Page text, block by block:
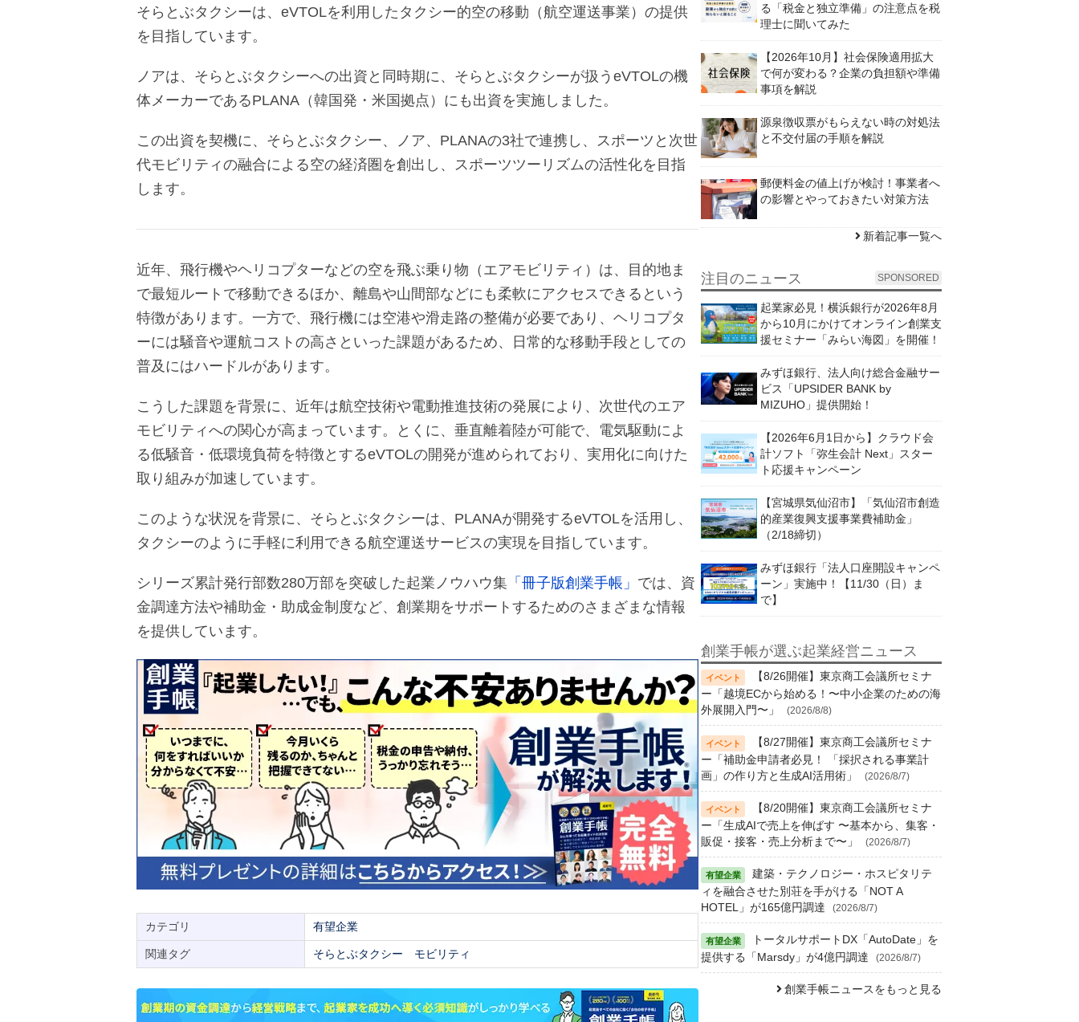
そらとぶタクシーは、eVTOLを利用したタクシー的空の移動（航空運送事業）の提供
を目指しています。
ノアは、そらとぶタクシーへの出資と同時期に、そらとぶタクシーが扱うeVTOLの機
体メーカーであるPLANA（韓国発・米国拠点）にも出資を実施しました。
この出資を契機に、そらとぶタクシー、ノア、PLANAの3社で連携し、スポーツと次世
代モビリティの融合による空の経済圏を創出し、スポーツツーリズムの活性化を目指
します。
近年、飛行機やヘリコプターなどの空を飛ぶ乗り物（エアモビリティ）は、目的地ま
で最短ルートで移動できるほか、離島や山間部などにも柔軟にアクセスできるという
特徴があります。一方で、飛行機には空港や滑走路の整備が必要であり、ヘリコプタ
ーには騒音や運航コストの高さといった課題があるため、日常的な移動手段としての
普及にはハードルがあります。
こうした課題を背景に、近年は航空技術や電動推進技術の発展により、次世代のエア
モビリティへの関心が高まっています。とくに、垂直離着陸が可能で、電気駆動によ
る低騒音・低環境負荷を特徴とするeVTOLの開発が進められており、実用化に向けた
取り組みが加速しています。
このような状況を背景に、そらとぶタクシーは、PLANAが開発するeVTOLを活用し、
タクシーのように手軽に利用できる航空運送サービスの実現を目指しています。
シリーズ累計発行部数280万部を突破した起業ノウハウ集 「冊子版創業手帳」 では、資
金調達方法や補助金・助成金制度など、創業期をサポートするためのさまざまな情報
を提供しています。
カテゴリ 有望企業
関連タグ そらとぶタクシー モビリティ
る「税金と独立準備」の注意点を税
理士に聞いてみた
【2026年10月】社会保険適用拡大
で何が変わる？企業の負担額や準備
事項を解説
源泉徴収票がもらえない時の対処法
と不交付届の手順を解説
郵便料金の値上げが検討！事業者へ
の影響とやっておきたい対策方法
新着記事一覧へ
注目のニュース SPONSORED
起業家必見！横浜銀行が2026年8月
から10月にかけてオンライン創業支
援セミナー「みらい海図」を開催！
みずほ銀行、法人向け総合金融サー
ビス「UPSIDER BANK by
MIZUHO」提供開始！
【2026年6月1日から】クラウド会
計ソフト「弥生会計 Next」スター
ト応援キャンペーン
【宮城県気仙沼市】「気仙沼市創造
的産業復興支援事業費補助金」
（2/18締切）
みずほ銀行「法人口座開設キャンペ
ーン」実施中！【11/30（日）ま
で】
創業手帳が選ぶ起業経営ニュース
【8/26開催】東京商工会議所セミナ
ー「越境ECから始める！〜中小企業のための海
外展開入門〜」
(2026/8/8)
【8/27開催】東京商工会議所セミナ
ー「補助金申請者必見！ 「採択される事業計
画」の作り方と生成AI活用術」
(2026/8/7)
【8/20開催】東京商工会議所セミナ
ー「生成AIで売上を伸ばす 〜基本から、集客・
販促・接客・売上分析まで〜」
(2026/8/7)
建築・テクノロジー・ホスピタリテ
ィを融合させた別荘を手がける「NOT A
HOTEL」が165億円調達
(2026/8/7)
トータルサポートDX「AutoDate」を
提供する「Marsdy」が4億円調達
(2026/8/7)
創業手帳ニュースをもっと見る